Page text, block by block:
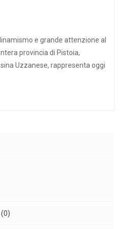
e grande attenzione al
provincia di Pistoia,
Uzzanese, rappresenta oggi
(0)